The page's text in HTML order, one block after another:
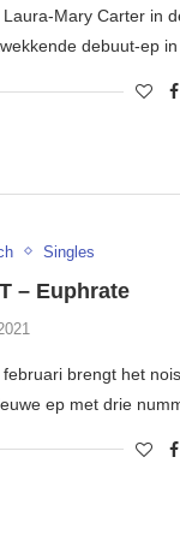
Laura-Mary Carter in
debuut-ep
Singles
– Euphrate
februari brengt het
ep met drie